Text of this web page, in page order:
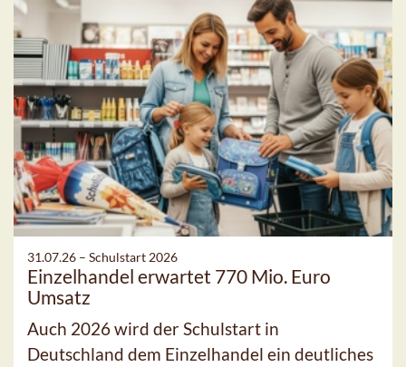
31.07.26 – Schulstart 2026
Einzelhandel erwartet 770 Mio. Euro
Umsatz
Auch 2026 wird der Schulstart in
Deutschland dem Einzelhandel ein deutliches